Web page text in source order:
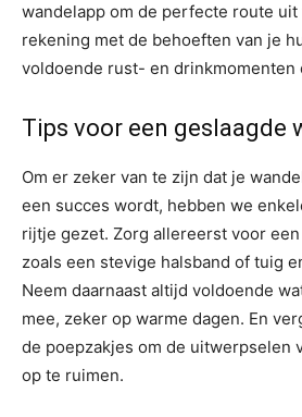
wandelapp om de perfecte route
rekening met de behoeften van je
voldoende rust- en drinkmomenten
Tips voor een geslaagde
Om er zeker van te zijn dat je
een succes wordt, hebben we
rijtje gezet. Zorg allereerst voor
zoals een stevige halsband of tuig
Neem daarnaast altijd voldoende
mee, zeker op warme dagen. En
de poepzakjes om de uitwerpselen
op te ruimen.